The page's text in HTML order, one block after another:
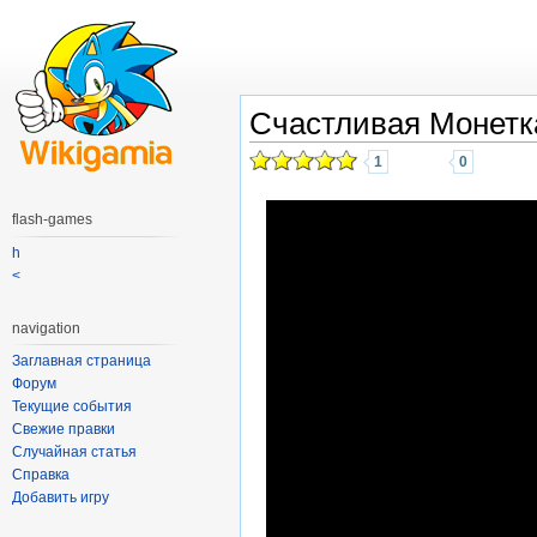
Счастливая
1 0
flash-games
h
<
navigation
Заглавная страница
Форум
Текущие события
Свежие правки
Случайная статья
Справка
Добавить игру